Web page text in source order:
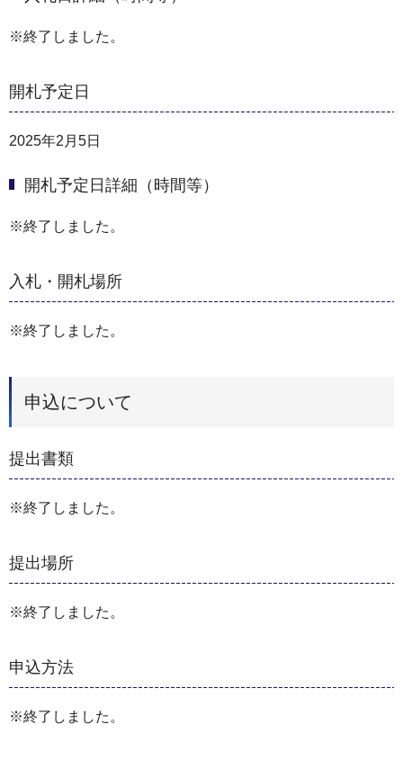
※終了しました。
開札予定日
2025年2月5日
開札予定日詳細（時間等）
※終了しました。
入札・開札場所
※終了しました。
申込について
提出書類
※終了しました。
提出場所
※終了しました。
申込方法
※終了しました。